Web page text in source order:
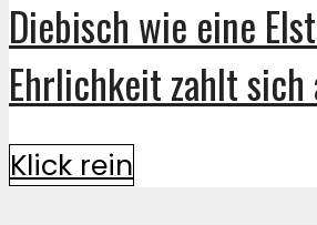
Diebisch wie eine
Ehrlichkeit zahlt sich
Klick rein